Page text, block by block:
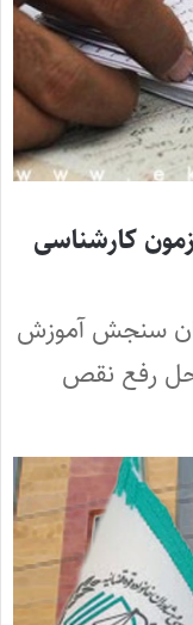
کارشناسی
سنجش آموزش
رفع نقص